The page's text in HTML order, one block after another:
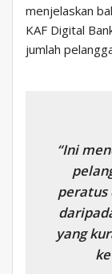
menjelaskan
KAF Digital
jumlah
“Ini
peratus
yang